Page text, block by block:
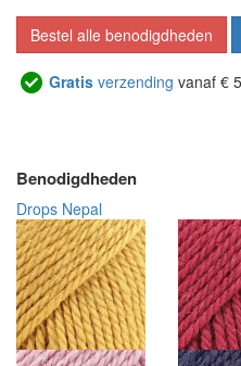
Bestel alle benodigdheden
Gratis verzending vanaf €
Benodigdheden
Drops Nepal